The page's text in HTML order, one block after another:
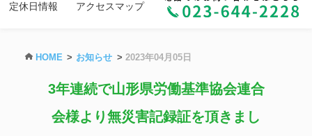
アクセスマップ
定休日情報
HOME お知らせ 2023年04月05日
3年連続で山形県労働基準協会連合
会様より無災害記録証を頂きまし